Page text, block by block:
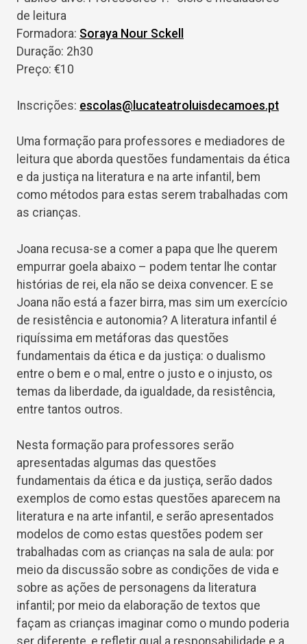
de leitura
Formadora: Soraya Nour Sckell
Duração: 2h30
Preço: €10
Inscrições: escolas@lucateatroluisdecamoes.pt
Uma formação para professores e mediadores de
leitura que aborda questões fundamentais da ética
e da justiça na literatura e na arte infantil, bem
como métodos para estas serem trabalhadas com
as crianças.
Joana recusa-se a comer a papa que lhe querem
empurrar goela abaixo – podem tentar lhe contar
histórias de rei, ela não se deixa convencer. E se
Joana não está a fazer birra, mas sim um exercício
de resistência e autonomia? A literatura infantil é
riquíssima em metáforas das questões
fundamentais da ética e da justiça: o dualismo
entre o bem e o mal, entre o justo e o injusto, os
temas da liberdade, da igualdade, da resistência,
entre tantos outros.
Nesta formação para professores serão
apresentadas algumas das questões
fundamentais da ética e da justiça, serão dados
exemplos de como estas questões aparecem na
literatura e na arte infantil, e serão apresentados
modelos de como estas questões podem ser
trabalhadas com as crianças na sala de aula: por
meio da discussão sobre as condições de vida e
sobre as ações de personagens da literatura
infantil; por meio da elaboração de textos que
façam as crianças imaginar como o mundo poderia
ser diferente, e refletir qual a responsabilidade e a